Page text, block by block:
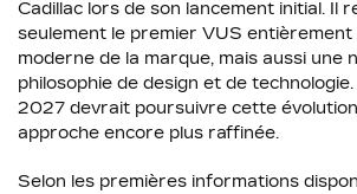
Cadillac lors de son lancement initial. Il
seulement le premier VUS
moderne de la marque, mais aussi une
philosophie de design et de
2027 devrait poursuivre cette
approche encore plus raffinée.
Selon les premières informations